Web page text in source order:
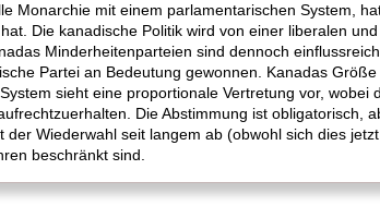
Monarchie mit einem parlamentarischen System,
Die kanadische Politik wird von einer liberalen
Minderheitenparteien sind dennoch
Partei an Bedeutung gewonnen. Kanadas
sieht eine proportionale Vertretung vor, wobei
Die Abstimmung ist obligatorisch,
Wiederwahl seit langem ab (obwohl sich dies
beschränkt sind.